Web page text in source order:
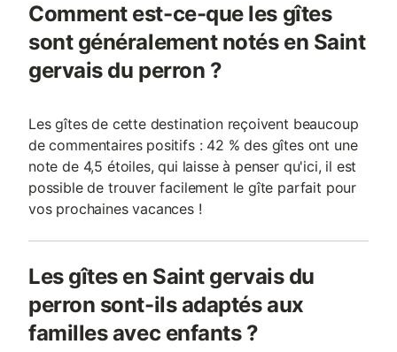
Comment est-ce-que les gîtes
sont généralement notés en Saint
gervais du perron ?
Les gîtes de cette destination reçoivent beaucoup
de commentaires positifs : 42 % des gîtes ont une
note de 4,5 étoiles, qui laisse à penser qu'ici, il est
possible de trouver facilement le gîte parfait pour
vos prochaines vacances !
Les gîtes en Saint gervais du
perron sont-ils adaptés aux
familles avec enfants ?